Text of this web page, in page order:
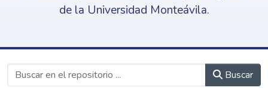
de la Universidad Monteávila.
Buscar